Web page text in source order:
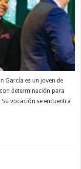
García es un joven de
determinación para
vocación se encuentra